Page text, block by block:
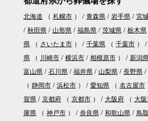
北海道 （ 札幌市） 青森県 岩手県 宮
秋田県
山形県 福島県 茨城県 栃木県
県（ さいたま市） 千葉県（ 千葉市）
県（ 川崎市 横浜市 相模原市） 新潟
富山県
石川県 福井県 山梨県 長野県
（ 静岡市 浜松市） 愛知県（ 名古屋市
賀県
京都府（ 京都市） 大阪府（ 大
庫県（ 神戸市） 奈良県 和歌山県 鳥